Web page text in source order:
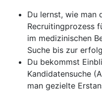
Du lernst, wie man
Recruitingprozess
im medizinischen
Suche bis zur
Du bekommst
Kandidatensuche
man gezielte